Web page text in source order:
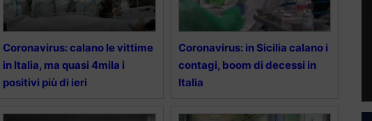
Coronavirus: calano le vittime
in Italia, ma quasi 4mila i
positivi più di ieri
Coronavirus: in Sicilia calano i
contagi, boom di decessi in
Italia